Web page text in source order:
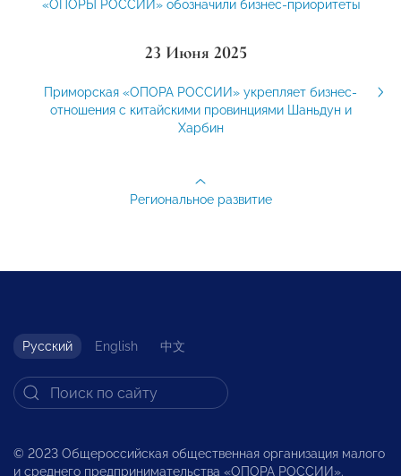
«ОПОРЫ РОССИИ» обозначили бизнес-приоритеты
23 Июня 2025
Приморская «ОПОРА РОССИИ» укрепляет бизнес-
отношения с китайскими провинциями Шаньдун и
Харбин
Региональное развитие
Русский English 中文
© 2023 Общероссийская общественная организация малого
и среднего предпринимательства «ОПОРА РОССИИ».